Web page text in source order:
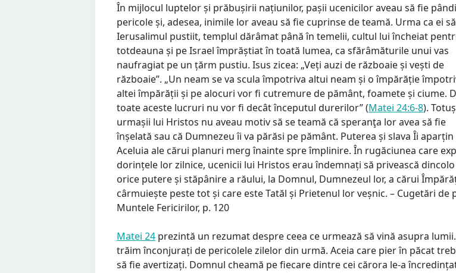
În mijlocul luptelor și prăbușirii națiunilor, pașii ucenicilor aveau să fie
pericole și, adesea, inimile lor aveau să fie cuprinse de teamă. Urma ca ei
Ierusalimul pustiit, templul dărâmat până în temelii, cultul lui încheiat
totdeauna și pe Israel împrăștiat în toată lumea, ca sfărâmăturile unui vas
naufragiat pe un țărm pustiu. Isus zicea: „Veți auzi de războaie și vești de
războaie”. „Un neam se va scula împotriva altui neam și o împărăție
altei împărății și pe alocuri vor fi cutremure de pământ, foamete și ciume.
toate aceste lucruri nu vor fi decât începutul durerilor” (Matei 24:6-8).
urmașii lui Hristos nu aveau motiv să se teamă că speranţa lor avea să fie
înșelată sau că Dumnezeu îi va părăsi pe pământ. Puterea și slava Îi aparțin
Aceluia ale cărui planuri merg înainte spre împlinire. În rugăciunea care
dorințele lor zilnice, ucenicii lui Hristos erau îndemnați să privească
orice putere și stăpânire a răului, la Domnul, Dumnezeul lor, a cărui
cârmuiește peste tot și care este Tatăl și Prietenul lor veșnic. – Cugetări de
Muntele Fericirilor, p. 120
Matei 24 prezintă un rezumat despre ceea ce urmează să vină asupra
trăim înconjurați de pericolele zilelor din urmă. Aceia care pier în păcat
să fie avertizați. Domnul cheamă pe fiecare dintre cei cărora le-a